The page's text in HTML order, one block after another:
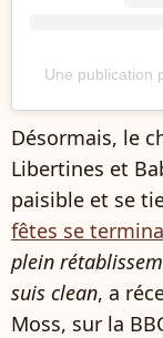
Une publication
Désormais, le
Libertines et
paisible et se
fêtes se
plein
suis clean, a
Moss, sur la